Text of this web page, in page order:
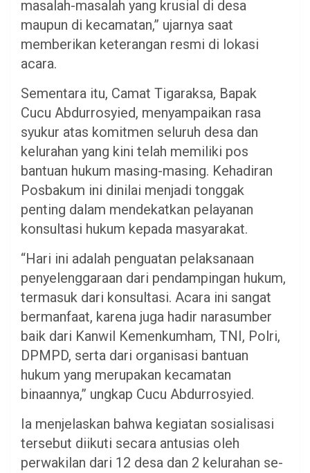
masalah-masalah yang krusial di desa
maupun di kecamatan,” ujarnya saat
memberikan keterangan resmi di lokasi
acara.
Sementara itu, Camat Tigaraksa, Bapak
Cucu Abdurrosyied, menyampaikan rasa
syukur atas komitmen seluruh desa dan
kelurahan yang kini telah memiliki pos
bantuan hukum masing-masing. Kehadiran
Posbakum ini dinilai menjadi tonggak
penting dalam mendekatkan pelayanan
konsultasi hukum kepada masyarakat.
“Hari ini adalah penguatan pelaksanaan
penyelenggaraan dari pendampingan hukum,
termasuk dari konsultasi. Acara ini sangat
bermanfaat, karena juga hadir narasumber
baik dari Kanwil Kemenkumham, TNI, Polri,
DPMPD, serta dari organisasi bantuan
hukum yang merupakan kecamatan
binaannya,” ungkap Cucu Abdurrosyied.
Ia menjelaskan bahwa kegiatan sosialisasi
tersebut diikuti secara antusias oleh
perwakilan dari 12 desa dan 2 kelurahan se-